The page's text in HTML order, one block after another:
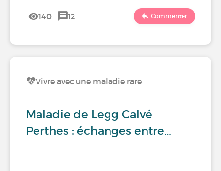
140 12 Commenter
Vivre avec une maladie rare
Maladie de Legg Calvé
Perthes : échanges entre…